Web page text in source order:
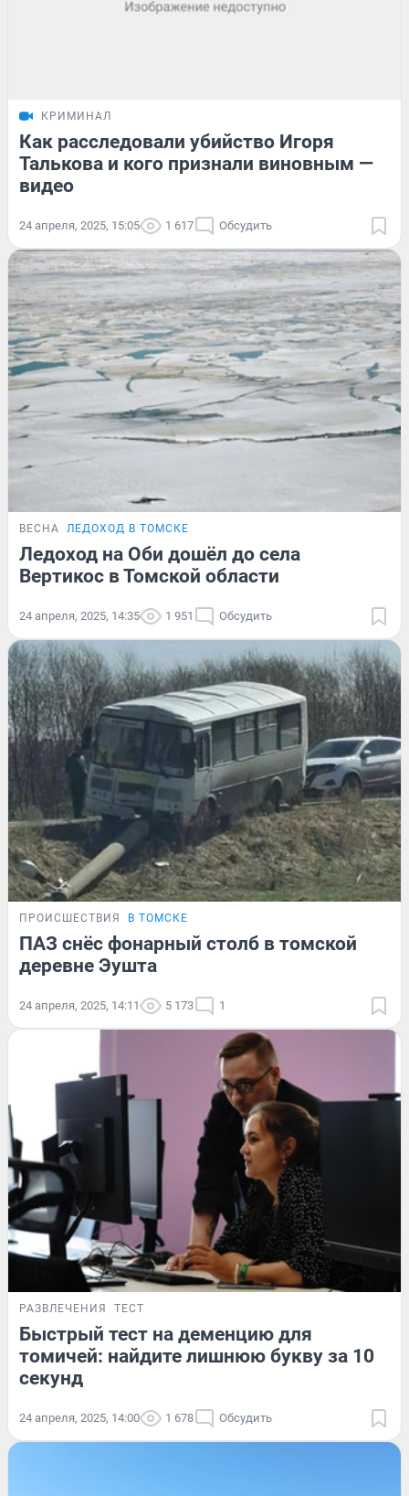
КРИМИНАЛ
Как расследовали убийство Игоря
Талькова и кого признали виновным —
видео
24 апреля, 2025, 15:05 1 617 Обсудить
ВЕСНА ЛЕДОХОД В ТОМСКЕ
Ледоход на Оби дошёл до села
Вертикос в Томской области
24 апреля, 2025, 14:35 1 951 Обсудить
ПРОИСШЕСТВИЯ В ТОМСКЕ
ПАЗ снёс фонарный столб в томской
деревне Эушта
24 апреля, 2025, 14:11 5 173 1
РАЗВЛЕЧЕНИЯ ТЕСТ
Быстрый тест на деменцию для
томичей: найдите лишнюю букву за 10
секунд
24 апреля, 2025, 14:00 1 678 Обсудить